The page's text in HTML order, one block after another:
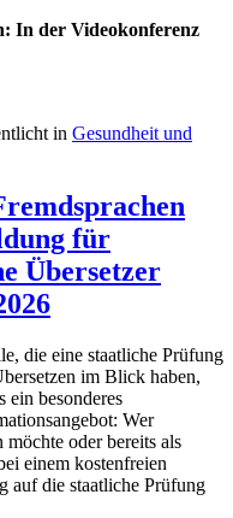
In der Videokonferenz
in Gesundheit und
für
Übersetzer
die eine staatliche Prüfung
im Blick haben,
ein besonderes
Wer
möchte oder bereits als
einem kostenfreien
auf die staatliche Prüfung